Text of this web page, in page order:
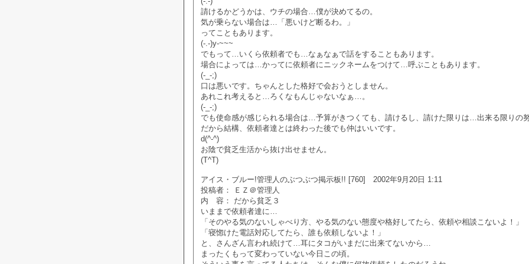
請けるかどうかは、ウチの場合…僕が決めてるの。
気が乗らない場合は…「悪いけど断るわ。」
ってこともあります。
(-.-)y-~~~
でもって…いくら依頼者でも…なぁなぁで話をすることもあります。
場合によっては…かってに依頼者にニックネームをつけて…呼ぶこともあります。
(-_-;)
口は悪いです。ちゃんとした格好で会おうとしません。
あれこれ考えると…ろくなもんじゃないなぁ…。
(-_-;)
でも使命感が感じられる場合は…予算がきつくても、請けるし、請けた限りは…出来る限りの努
だから結構、依頼者達とは終わった後でも仲はいいです。
d(^-^)
お陰で貧乏生活から抜け出せません。
(T^T)
アイス・ブルー!管理人のぶつぶつ掲示板!! [760] 2002年9月20日 1:11
投稿者： ＥＺ＠管理人
内 容： だから貧乏３
いままで依頼者達に…
「そのやる気のないしゃべり方、やる気のない態度や格好してたら、依頼や相談こないよ！」
「寝惚けた電話対応してたら、誰も依頼しないよ！」
と、さんざん言われ続けて…耳にタコがいまだに出来てないから…
まったくもって変わっていない今日この頃。